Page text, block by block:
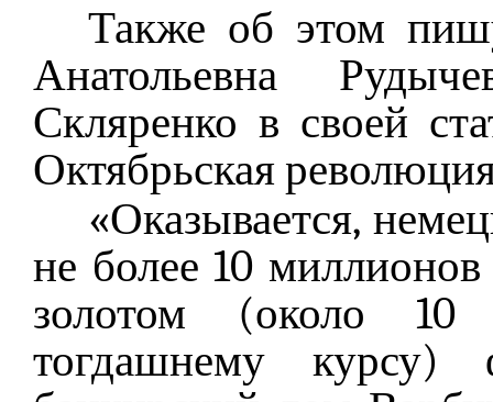
Также об этом
Анатольевна
Скляренко в своей
Октябрьская
«Оказывается,
не более 10
золотом (около 10
тогдашнему курсу)